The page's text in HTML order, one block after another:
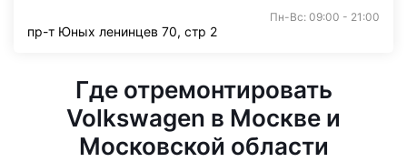
Пн-Вс: 09:00 - 21:00
пр-т Юных ленинцев 70, стр 2
Где отремонтировать
Volkswagen в Москве и
Московской области